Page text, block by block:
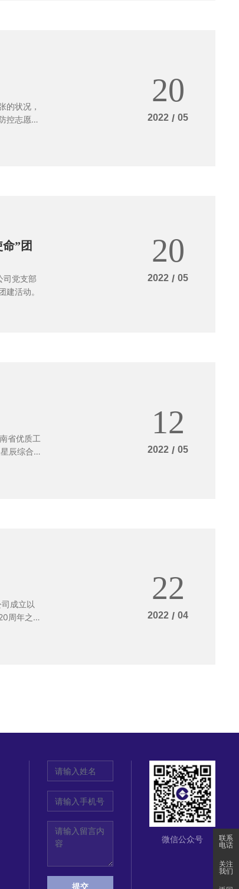
的状况，
控志愿服
20
2022 / 05
”团
司党支部
活动。
20
2022 / 05
省优质工
辰综合
12
2022 / 05
成立以
周年之
22
2022 / 04
提交
微信公众号
联系
电话
关注
我们